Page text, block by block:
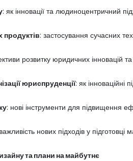
: як інновації та людиноцентричний
: застосування сучасних
розвитку юридичних інновацій
юриспруденції: як інноваційні
: нові інструменти для підвищення
нових підходів у підготовці
та плани на майбутнє